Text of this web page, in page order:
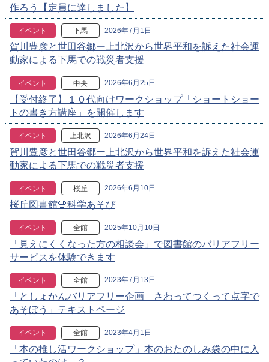
作ろう【定員に達しました】
イベント 下馬 2026年7月1日
賀川豊彦と世田谷郷ー上北沢から世界平和を訴えた社会運
動家による下馬での戦災者支援
イベント 中央 2026年6月25日
【受付終了】１０代向けワークショップ「ショートショー
トの書き方講座」を開催します
イベント 上北沢 2026年6月24日
賀川豊彦と世田谷郷ー上北沢から世界平和を訴えた社会運
動家による下馬での戦災者支援
イベント 桜丘 2026年6月10日
桜丘図書館🌸科学あそび
イベント 全館 2025年10月10日
「見えにくくなった方の相談会」で図書館のバリアフリー
サービスを体験できます
イベント 全館 2023年7月13日
「としょかんバリアフリー企画 さわってつくって点字で
あそぼう」テキストページ
イベント 全館 2023年4月1日
「本の推し活ワークショップ」本のおたのしみ袋の中に入